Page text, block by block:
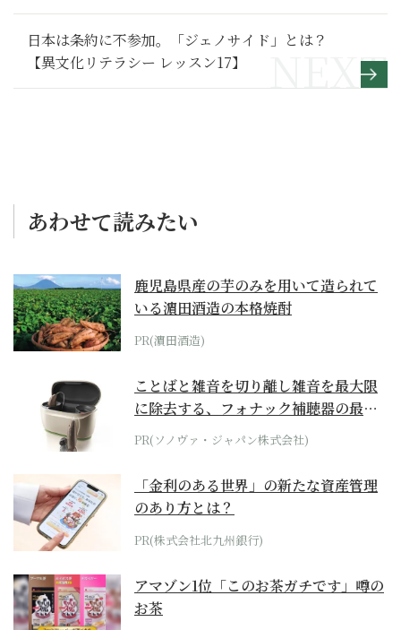
日本は条約に不参加。「ジェノサイド」とは？
【異文化リテラシー レッスン17】
あわせて読みたい
鹿児島県産の芋のみを用いて造られて
いる濵田酒造の本格焼酎
PR(濵田酒造)
ことばと雑音を切り離し雑音を最大限
に除去する、フォナック補聴器の最上
位モデル
PR(ソノヴァ・ジャパン株式会社)
「金利のある世界」の新たな資産管理
のあり方とは？
PR(株式会社北九州銀行)
アマゾン1位「このお茶ガチです」噂の
お茶